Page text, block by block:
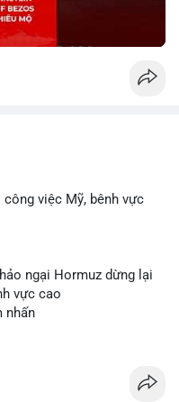
việc Mỹ, bênh vực
ngại Hormuz dừng lại
vực cao
nhấn